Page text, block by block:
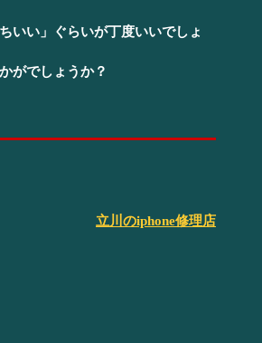
いい」ぐらいが丁度いいでしょ
がでしょうか？
立川のiphone修理店